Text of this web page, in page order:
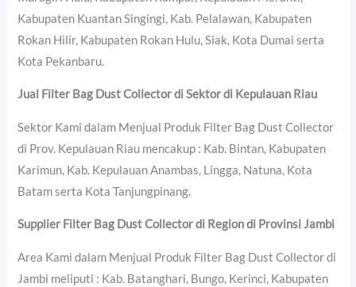
Kabupaten Kuantan Singingi, Kab. Pelalawan, Kabupaten
Rokan Hilir, Kabupaten Rokan Hulu, Siak, Kota Dumai serta
Kota Pekanbaru.
Jual Filter Bag Dust Collector di Sektor di Kepulauan Riau
Sektor Kami dalam Menjual Produk Filter Bag Dust Collector
di Prov. Kepulauan Riau mencakup : Kab. Bintan, Kabupaten
Karimun, Kab. Kepulauan Anambas, Lingga, Natuna, Kota
Batam serta Kota Tanjungpinang.
Supplier Filter Bag Dust Collector di Region di Provinsi Jambi
Area Kami dalam Menjual Produk Filter Bag Dust Collector di
Jambi meliputi : Kab. Batanghari, Bungo, Kerinci, Kabupaten